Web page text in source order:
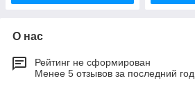
О нас
Рейтинг не сформирован
Менее 5 отзывов за последний год